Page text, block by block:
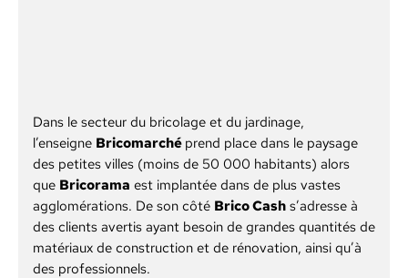
Dans le secteur du bricolage et du jardinage,
l’enseigne Bricomarché prend place dans le paysage
des petites villes (moins de 50 000 habitants) alors
que Bricorama est implantée dans de plus vastes
agglomérations. De son côté Brico Cash s’adresse à
des clients avertis ayant besoin de grandes quantités de
matériaux de construction et de rénovation, ainsi qu’à
des professionnels.